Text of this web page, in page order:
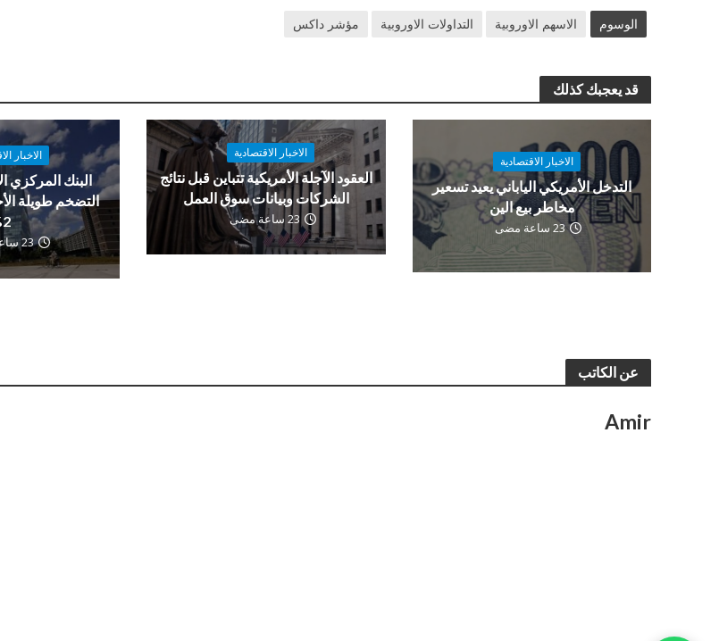
الوسوم الاسهم الاوروبية التداولات الاوروبية مؤشر داكس
قد يعجبك كذلك
الاخبار الاقتصادية
التدخل الأمريكي الياباني يعيد تسعير
مخاطر بيع الين
23 ساعة مضى
الاخبار الاقتصادية
العقود الآجلة الأمريكية تتباين قبل نتائج
الشركات وبيانات سوق العمل
23 ساعة مضى
الاخبار
البنك المركزي
التضخم طويلة
2%
23 ساعة مضى
عن الكاتب
Amir